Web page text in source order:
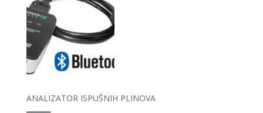
ANALIZATOR ISPUŠNIH PLINOVA